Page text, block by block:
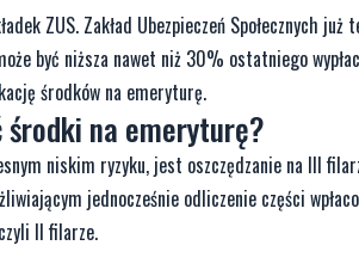
ZUS. Zakład Ubezpieczeń Społecznych
być niższa nawet niż 30% ostatniego
środków na emeryturę.
środki na emeryturę?
niskim ryzyku, jest oszczędzanie na III
jednocześnie odliczenie części
II filarze.